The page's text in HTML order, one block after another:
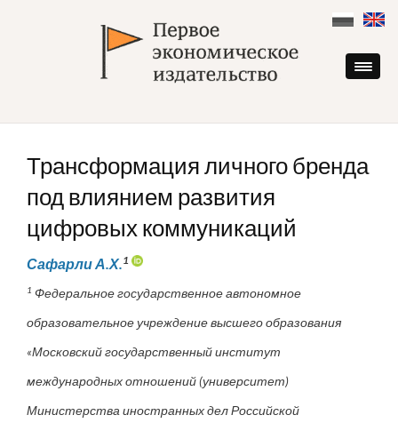
content
Трансформация личного бренда
под влиянием развития
цифровых коммуникаций
Сафарли А.Х.1
1 Федеральное государственное автономное
образовательное учреждение высшего образования
«Московский государственный институт
международных отношений (университет)
Министерства иностранных дел Российской